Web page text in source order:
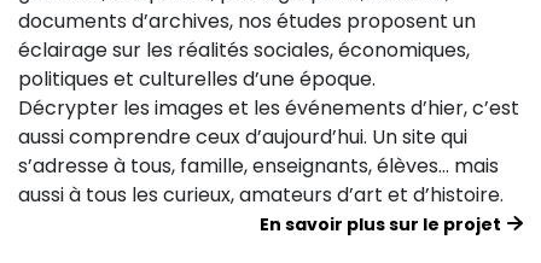
documents d’archives, nos études proposent un
éclairage sur les réalités sociales, économiques,
politiques et culturelles d’une époque.
Décrypter les images et les événements d’hier, c’est
aussi comprendre ceux d’aujourd’hui. Un site qui
s’adresse à tous, famille, enseignants, élèves… mais
aussi à tous les curieux, amateurs d’art et d’histoire.
En savoir plus sur le projet